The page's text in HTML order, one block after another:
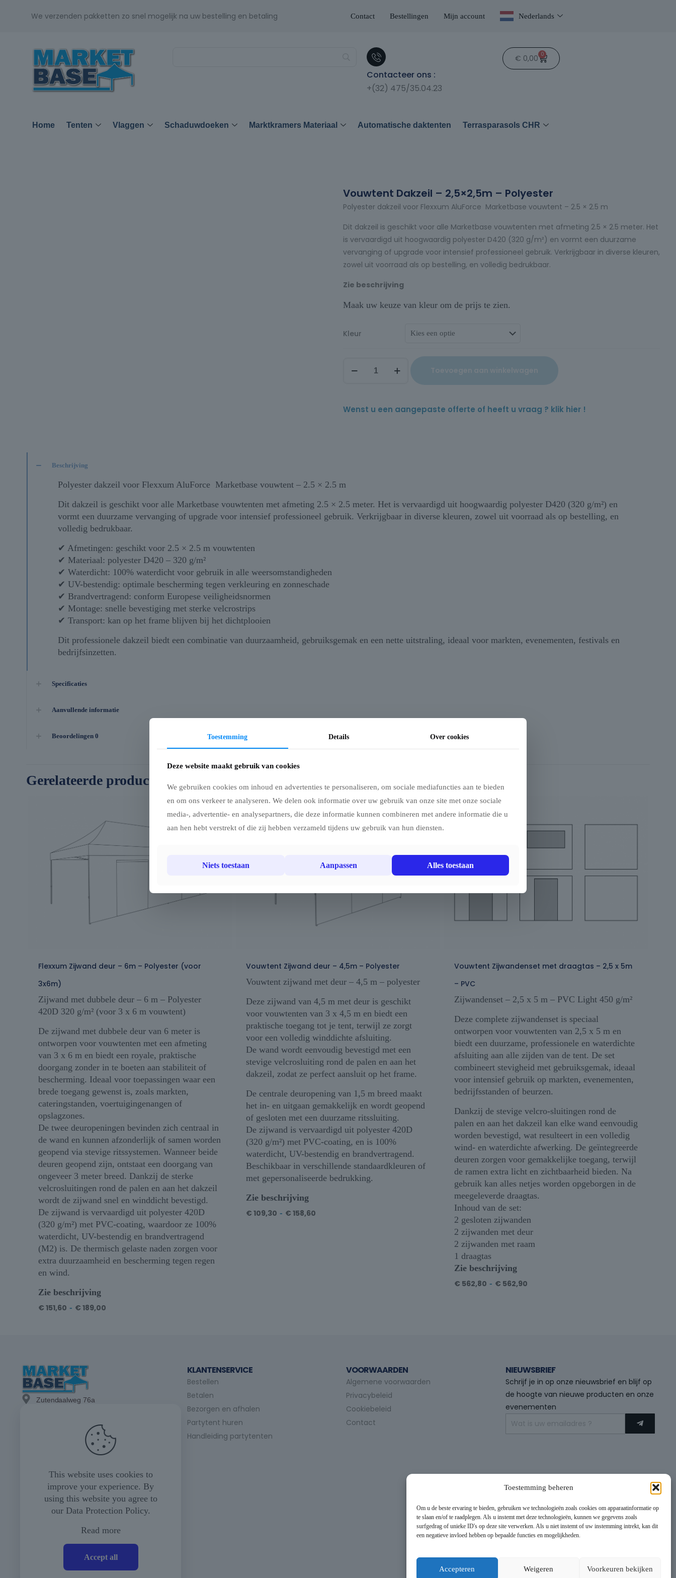
Toestemming beheren
Om u de beste ervaring te bieden, gebruiken we technologieën zoals cookies om apparaatinformatie op
te slaan en/of te raadplegen. Als u instemt met deze technologieën, kunnen we gegevens zoals
surfgedrag of unieke ID's op deze site verwerken. Als u niet instemt of uw instemming intrekt, kan dit
een negatieve invloed hebben op bepaalde functies en mogelijkheden.
Accepteren Weigeren Voorkeuren bekijken
We verzenden pakketten zo snel mogelijk na uw bestelling en betaling Contact Bestellingen Mijn account Nederlands
Contacteer ons :
+(32) 475/35.04.23
€ 0,00 0
Home Tenten Vlaggen Schaduwdoeken Marktkramers Materiaal Automatische daktenten Terrasparasols CHR
Vouwtent Dakzeil – 2,5×2,5m – Polyester
Polyester dakzeil voor Flexxum AluForce Marketbase vouwtent – 2.5 × 2.5 m
Dit dakzeil is geschikt voor alle Marketbase vouwtenten met afmeting 2.5 × 2.5 meter. Het
is vervaardigd uit hoogwaardig polyester D420 (320 g/m²) en vormt een duurzame
vervanging of upgrade voor intensief professioneel gebruik. Verkrijgbaar in diverse kleuren,
zowel uit voorraad als op bestelling, en volledig bedrukbaar.
Zie beschrijving
Maak uw keuze van kleur om de prijs te zien.
Kleur
Wenst u een aangepaste offerte of heeft u vraag ? klik hier !
Beschrijving
Polyester dakzeil voor Flexxum AluForce Marketbase vouwtent – 2.5 × 2.5 m
Dit dakzeil is geschikt voor alle Marketbase vouwtenten met afmeting 2.5 × 2.5 meter. Het is vervaardigd uit hoogwaardig polyester D420 (320 g/m²) en
vormt een duurzame vervanging of upgrade voor intensief professioneel gebruik. Verkrijgbaar in diverse kleuren, zowel uit voorraad als op bestelling, en
volledig bedrukbaar.
✔ Afmetingen: geschikt voor 2.5 × 2.5 m vouwtenten
✔ Materiaal: polyester D420 – 320 g/m²
✔ Waterdicht: 100% waterdicht voor gebruik in alle weersomstandigheden
✔ UV-bestendig: optimale bescherming tegen verkleuring en zonneschade
✔ Brandvertragend: conform Europese veiligheidsnormen
✔ Montage: snelle bevestiging met sterke velcrostrips
✔ Transport: kan op het frame blijven bij het dichtplooien
Dit professionele dakzeil biedt een combinatie van duurzaamheid, gebruiksgemak en een nette uitstraling, ideaal voor markten, evenementen, festivals en
bedrijfsinzetten.
Specificaties
Aanvullende informatie
Beoordelingen 0
Gerelateerde producten
Flexxum Zijwand deur – 6m – Polyester (voor
3x6m)
Zijwand met dubbele deur – 6 m – Polyester
420D 320 g/m² (voor 3 x 6 m vouwtent)
De zijwand met dubbele deur van 6 meter is
ontworpen voor vouwtenten met een afmeting
van 3 x 6 m en biedt een royale, praktische
doorgang zonder in te boeten aan stabiliteit of
bescherming. Ideaal voor toepassingen waar een
brede toegang gewenst is, zoals markten,
cateringstanden, voertuigingenangen of
opslagzones.
De twee deuropeningen bevinden zich centraal in
de wand en kunnen afzonderlijk of samen worden
geopend via stevige ritssystemen. Wanneer beide
deuren geopend zijn, ontstaat een doorgang van
ongeveer 3 meter breed. Dankzij de sterke
velcrosluitingen rond de palen en aan het dakzeil
wordt de zijwand snel en winddicht bevestigd.
De zijwand is vervaardigd uit polyester 420D
(320 g/m²) met PVC-coating, waardoor ze 100%
waterdicht, UV-bestendig en brandvertragend
(M2) is. De thermisch gelaste naden zorgen voor
extra duurzaamheid en bescherming tegen regen
en wind.
Zie beschrijving
€ 151,60 - € 189,00
Vouwtent Zijwand deur – 4,5m – Polyester
Vouwtent zijwand met deur – 4,5 m – polyester
Deze zijwand van 4,5 m met deur is geschikt
voor vouwtenten van 3 x 4,5 m en biedt een
praktische toegang tot je tent, terwijl ze zorgt
voor een volledig winddichte afsluiting.
De wand wordt eenvoudig bevestigd met een
stevige velcrosluiting rond de palen en aan het
dakzeil, zodat ze perfect aansluit op het frame.
De centrale deuropening van 1,5 m breed maakt
het in- en uitgaan gemakkelijk en wordt geopend
of gesloten met een duurzame ritssluiting.
De zijwand is vervaardigd uit polyester 420D
(320 g/m²) met PVC-coating, en is 100%
waterdicht, UV-bestendig en brandvertragend.
Beschikbaar in verschillende standaardkleuren of
met gepersonaliseerde bedrukking.
Zie beschrijving
€ 109,30 - € 158,60
Vouwtent Zijwandenset met draagtas – 2,5 x 5m
– PVC
Zijwandenset – 2,5 x 5 m – PVC Light 450 g/m²
Deze complete zijwandenset is speciaal
ontworpen voor vouwtenten van 2,5 x 5 m en
biedt een duurzame, professionele en waterdichte
afsluiting aan alle zijden van de tent. De set
combineert stevigheid met gebruiksgemak, ideaal
voor intensief gebruik op markten, evenementen,
bedrijfsstanden of beurzen.
Dankzij de stevige velcro-sluitingen rond de
palen en aan het dakzeil kan elke wand eenvoudig
worden bevestigd, wat resulteert in een volledig
wind- en waterdichte afwerking. De geïntegreerde
deuren zorgen voor gemakkelijke toegang, terwijl
de ramen extra licht en zichtbaarheid bieden. Na
gebruik kan alles netjes worden opgeborgen in de
meegeleverde draagtas.
Inhoud van de set:
2 gesloten zijwanden
2 zijwanden met deur
2 zijwanden met raam
1 draagtas
Zie beschrijving
€ 562,80 - € 562,90
Zutendaalweg 76a
info@marketbase.be
+(32) 89/49.21.15
+(32) 475/24.98.07
+(32) 475/35.04.23
Maandag tot vrijdag08u00 tot 17u00
(op afspraak)
KLANTENSERVICE
Bestellen
Betalen
Bezorgen en afhalen
Partytent huren
Handleiding partytenten
VOORWAARDEN
Algemene voorwaarden
Privacybeleid
Cookiebeleid
Contact
NIEUWSBRIEF
Schrijf je in op onze nieuwsbrief en blijf op
de hoogte van nieuwe producten en onze
evenementen
This website uses cookies to
improve your experience. By
using this website you agree to
our Data Protection Policy.
Read more
Accept all
Toestemming Details Over cookies
Deze website maakt gebruik van cookies
We gebruiken cookies om inhoud en advertenties te personaliseren, om sociale mediafuncties aan te bieden
en om ons verkeer te analyseren. We delen ook informatie over uw gebruik van onze site met onze sociale
media-, advertentie- en analysepartners, die deze informatie kunnen combineren met andere informatie die u
aan hen hebt verstrekt of die zij hebben verzameld tijdens uw gebruik van hun diensten.
Niets toestaan Aanpassen Alles toestaan